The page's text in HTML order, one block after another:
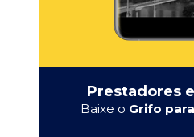
Prestadores
Baixe o Grifo